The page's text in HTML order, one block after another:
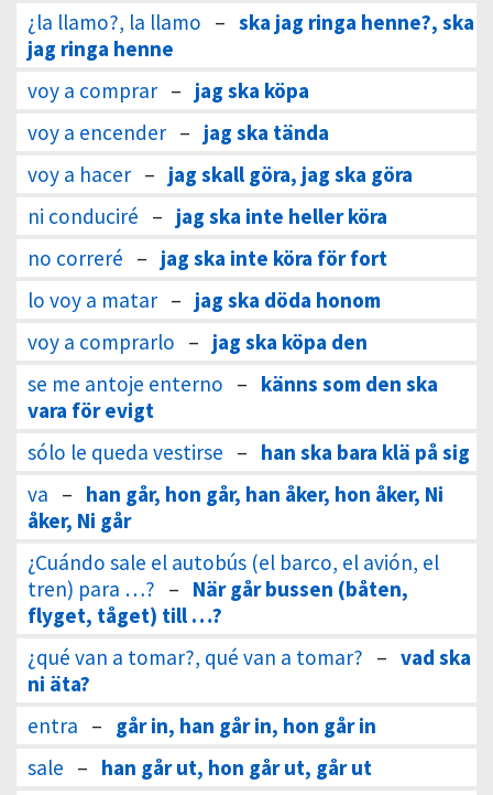
¿la llamo?, la llamo – ska jag ringa henne?, ska
jag ringa henne
voy a comprar – jag ska köpa
voy a encender – jag ska tända
voy a hacer – jag skall göra, jag ska göra
ni conduciré – jag ska inte heller köra
no correré – jag ska inte köra för fort
lo voy a matar – jag ska döda honom
voy a comprarlo – jag ska köpa den
se me antoje enterno – känns som den ska
vara för evigt
sólo le queda vestirse – han ska bara klä på sig
va – han går, hon går, han åker, hon åker, Ni
åker, Ni går
¿Cuándo sale el autobús (el barco, el avión, el
tren) para …? – När går bussen (båten,
flyget, tåget) till …?
¿qué van a tomar?, qué van a tomar? – vad ska
ni äta?
entra – går in, han går in, hon går in
sale – han går ut, hon går ut, går ut